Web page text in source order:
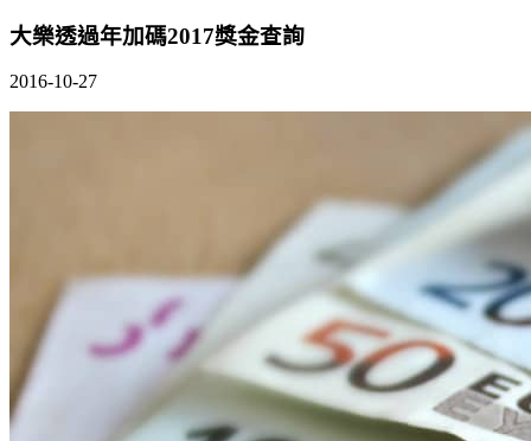
大樂透過年加碼2017獎金查詢
2016-10-27